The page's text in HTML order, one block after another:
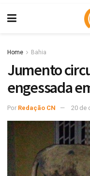
Home Bahia
Jumento
engessada
Por Redação CN 20 de